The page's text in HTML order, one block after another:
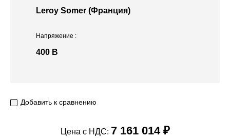
Напряжение :
400 В
Leroy Somer (Франция)
Добавить к сравнению
Цена с НДС: 7 161 014 ₽